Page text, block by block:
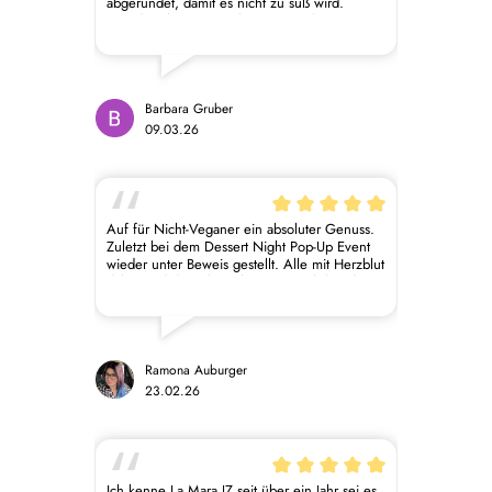
Wunderschön angerichtet. Besser hätte man
Barbara Gruber
09.03.26
Auf für Nicht-Veganer ein absoluter Genuss.
Zuletzt bei dem Dessert Night Pop-Up Event
wieder unter Beweis gestellt. Alle mit Herzblut
dabei und das schmeckt man! Auch bei den
habe! Auch das Schoko-Tasting oder Schoko-
Yoga kann ich nur empfehlen, alles mit viel
Ramona Auburger
23.02.26